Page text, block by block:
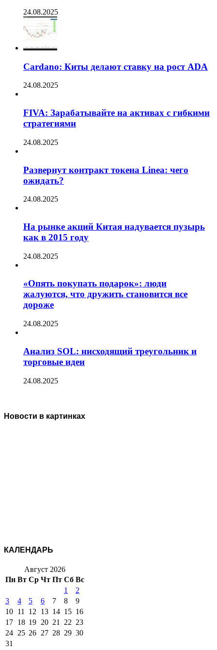
24.08.2025
Cardano: Киты делают ставку на рост ADA
24.08.2025
FIVA: Зарабатывайте на активах с гибкими
стратегиями
24.08.2025
Развернут контракт токена Linea: чего
ожидать?
24.08.2025
На рынке акций Китая надувается пузырь
как в 2015 году
24.08.2025
«Опять покупать подарок»: люди
жалуются, что дружить становится все
дороже
24.08.2025
Анализ SOL: нисходящий треугольник и
торговые идеи
24.08.2025
Новости в картинках
КАЛЕНДАРЬ
Август 2026
Пн Вт Ср Чт Пт Сб Вс
1
2
3
4 5 6 7 8
9
10 11 12 13 14 15 16
17 18 19 20 21 22 23
24 25 26 27 28 29 30
31